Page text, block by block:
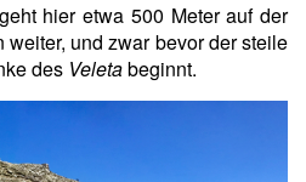
hier etwa 500 Meter auf der
und zwar bevor der steile
des Veletabeginnt.